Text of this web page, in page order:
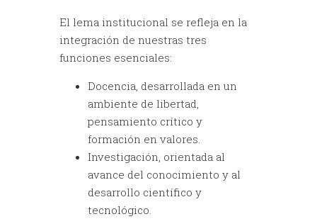
El lema institucional se refleja en la
integración de nuestras tres
funciones esenciales:
Docencia, desarrollada en un
ambiente de libertad,
pensamiento crítico y
formación en valores.
Investigación, orientada al
avance del conocimiento y al
desarrollo científico y
tecnológico.